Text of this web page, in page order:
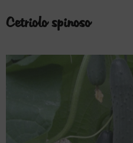
Cetriolo spinoso